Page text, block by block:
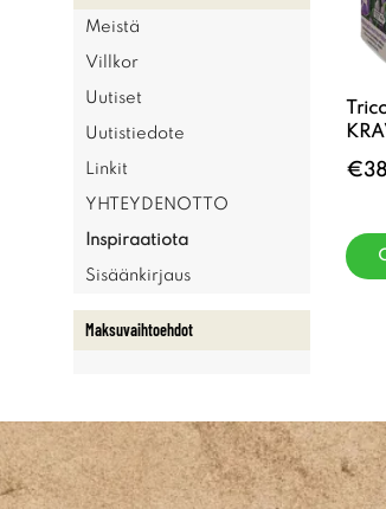
Meistä
Villkor
Uutiset
Uutistiedote
Linkit
YHTEYDENOTTO
Inspiraatiota
Sisäänkirjaus
Maksuvaihtoehdot